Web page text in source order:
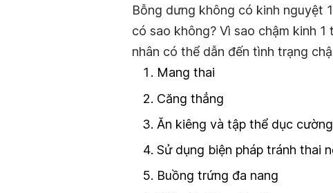
Bỗng dưng không có kinh nguyệt
có sao không? Vì sao chậm kinh
nhân có thể dẫn đến tình trạng
Mang thai
Căng thẳng
Ăn kiêng và tập thể dục
Sử dụng biện pháp tránh thai
Buồng trứng đa nang